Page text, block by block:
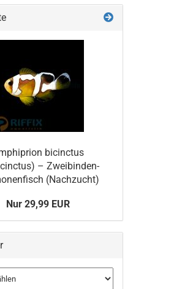
bicinctus
– Zweibinden-
(Nachzucht)
Nur 29,99 EUR